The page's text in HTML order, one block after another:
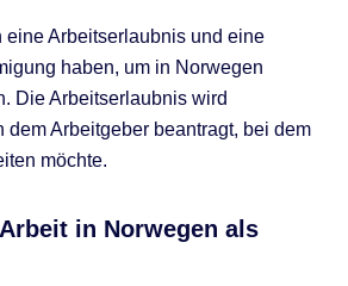
eine Arbeitserlaubnis und eine
haben, um in Norwegen
Die Arbeitserlaubnis wird
dem Arbeitgeber beantragt, bei dem
möchte.
in Norwegen als